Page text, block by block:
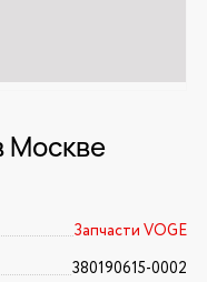
Москве
Запчасти VOGE
380190615-0002